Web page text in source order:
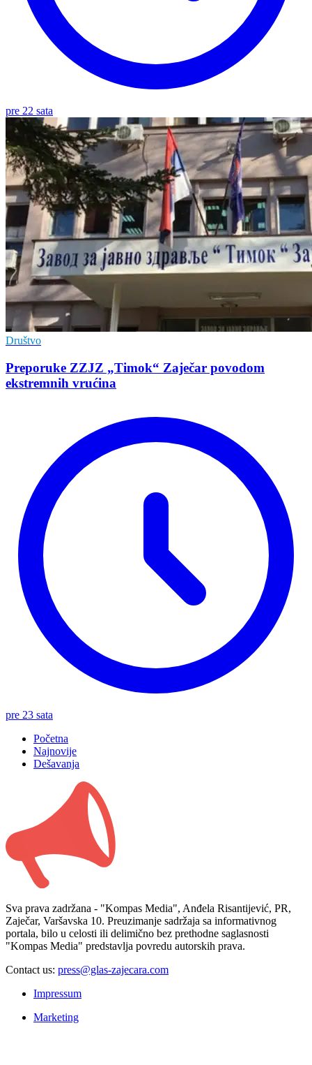
pre 22 sata
Društvo
Preporuke ZZJZ „Timok“ Zaječar povodom
ekstremnih vrućina
pre 23 sata
Početna
Najnovije
Dešavanja
Sva prava zadržana - "Kompas Media", Anđela Risantijević, PR,
Zaječar, Varšavska 10. Preuzimanje sadržaja sa informativnog
portala, bilo u celosti ili delimično bez prethodne saglasnosti
"Kompas Media" predstavlja povredu autorskih prava.
Contact us: press@glas-zajecara.com
Impressum
Marketing